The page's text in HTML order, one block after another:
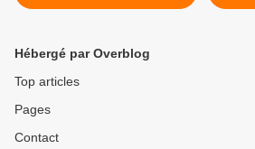
Hébergé par Overblog
Top articles
Pages
Contact